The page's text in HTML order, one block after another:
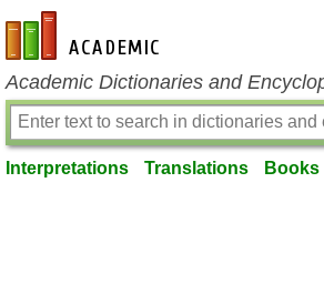
en-academic.com
Academic Dictionaries and
Interpretations Translations Books